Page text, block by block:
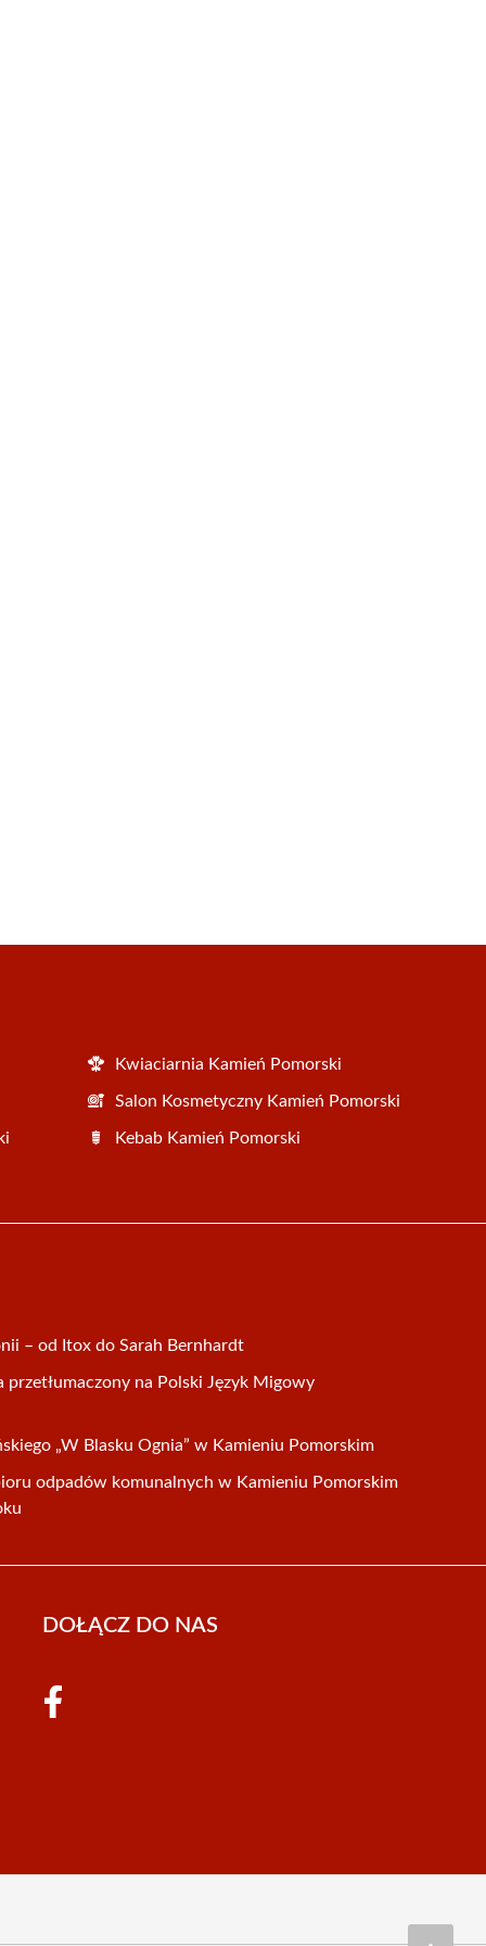
Kwiaciarnia Kamień Pomorski
Salon Kosmetyczny Kamień Pomorski
Kebab Kamień Pomorski
– od Itox do Sarah Bernhardt
przetłumaczony na Polski Język Migowy
„W Blasku Ognia” w Kamieniu Pomorskim
odpadów komunalnych w Kamieniu Pomorskim
DOŁĄCZ DO NAS